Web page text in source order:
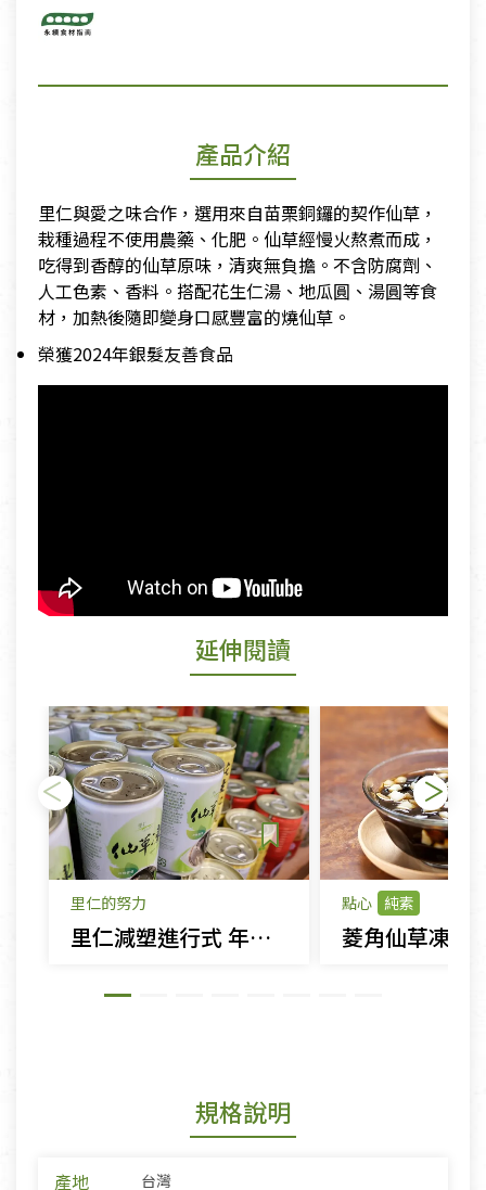
產品介紹
里仁與愛之味合作，選用來自苗栗銅鑼的契作仙草，
栽種過程不使用農藥、化肥。仙草經慢火熬煮而成，
吃得到香醇的仙草原味，清爽無負擔。不含防腐劑、
人工色素、香料。搭配花生仁湯、地瓜圓、湯圓等食
材，加熱後隨即變身口感豐富的燒仙草。
榮獲2024年銀髮友善食品
延伸閱讀
里仁的努力
里仁減塑進行式 年減819萬個塑膠包材
點心 純素
菱角仙草凍
規格說明
產地 台灣